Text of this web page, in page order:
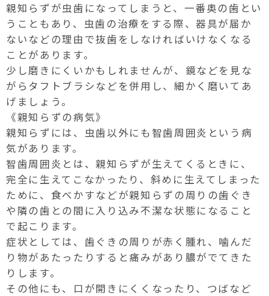
親知らずが虫歯になってしまうと、一番奥の歯とい
うこともあり、虫歯の治療をする際、器具が届か
ないなどの理由で抜歯をしなければいけなくなる
ことがあります。
少し磨きにくいかもしれませんが、鏡などを見な
がらタフトブラシなどを併用し、細かく磨いてあ
げましょう。
《親知らずの病気》
親知らずには、虫歯以外にも智歯周囲炎という病
気があります。
智歯周囲炎とは、親知らずが生えてくるときに、
完全に生えてこなかったり、斜めに生えてしまった
ために、食べかすなどが親知らずの周りの歯ぐき
や隣の歯との間に入り込み不潔な状態になること
で起こります。
症状としては、歯ぐきの周りが赤く腫れ、噛んだ
り物があたったりすると痛みがあり膿がでてきた
りします。
その他にも、口が開きにくくなったり、つばなど